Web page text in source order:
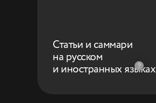
Статьи и саммари
на русском
и иностранных языках